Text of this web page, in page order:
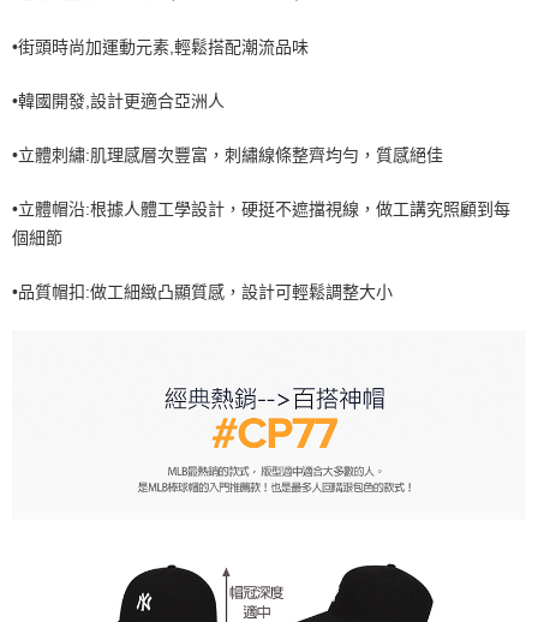
每筆NT$60，滿NT$499(含以上)免運費
7-11取貨<不支援離島取退>
宅配滿699免運
•街頭時尚加運動元素,輕鬆搭配潮流品味
•韓國開發,設計更適合亞洲人
•立體刺繡:肌理感層次豐富，刺繡線條整齊均勻，質感絕佳
•立體帽沿:根據人體工學設計，硬挺不遮擋視線，做工講究照顧到每
個細節
•品質帽扣:做工細緻凸顯質感，設計可輕鬆調整大小